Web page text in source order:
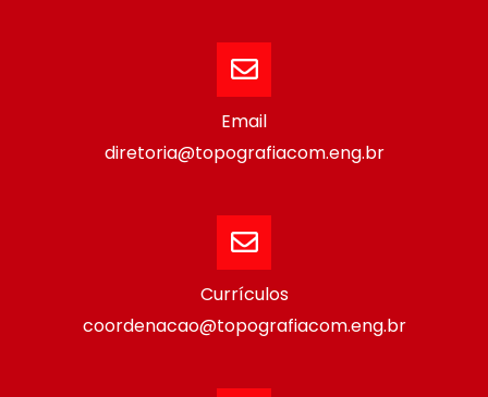
Email
diretoria@topografiacom.eng.br
Currículos
coordenacao@topografiacom.eng.br